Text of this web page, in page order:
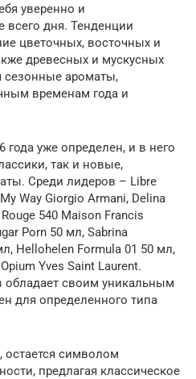
уверенно и
всего дня. Тенденции
цветочных, восточных и
древесных и мускусных
сезонные ароматы,
временам года и
года уже определен, и в него
так и новые,
Среди лидеров – Libre
Way Giorgio Armani, Delina
540 Maison Francis
Porn 50 мл, Sabrina
Hellohelen Formula 01 50 мл,
Yves Saint Laurent.
обладает своим уникальным
для определенного типа
символом
предлагая классическое